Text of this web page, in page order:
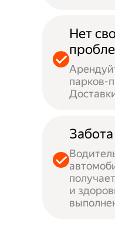
Нет
парков-
и